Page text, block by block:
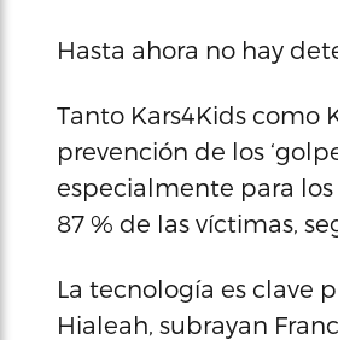
Hasta ahora no hay
Tanto Kars4Kids como
prevención de los
especialmente para
87 % de las víctimas,
La tecnología es clave
Hialeah, subrayan